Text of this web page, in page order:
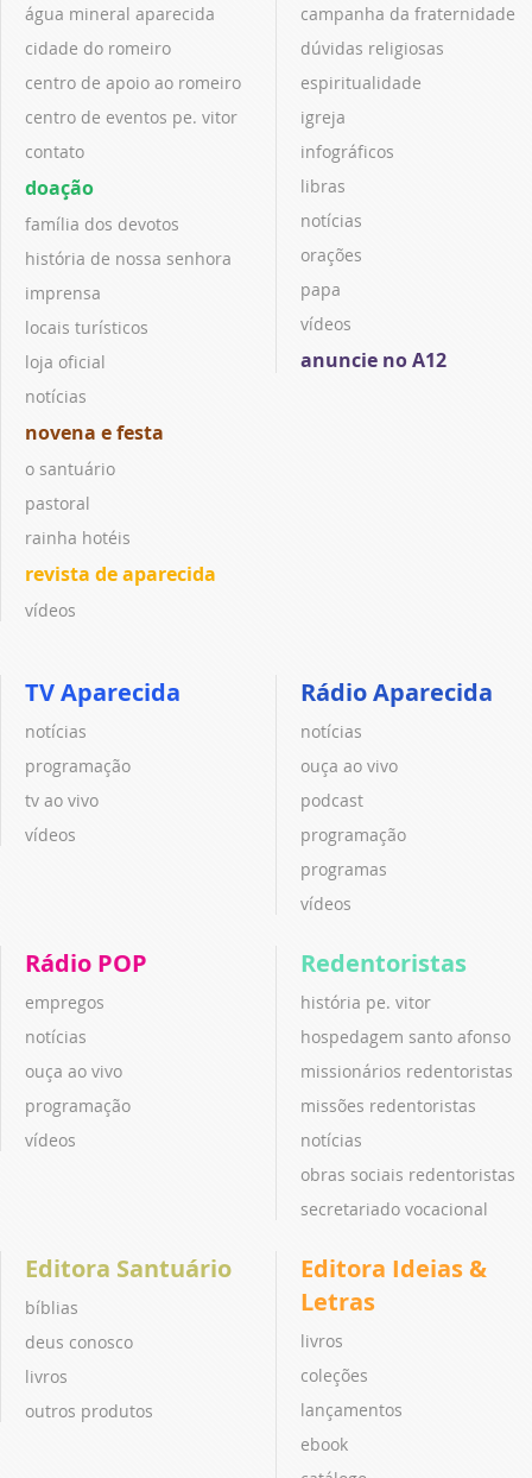
água mineral aparecida
cidade do romeiro
centro de apoio ao romeiro
centro de eventos pe. vitor
contato
doação
família dos devotos
história de nossa senhora
imprensa
locais turísticos
loja oficial
notícias
novena e festa
o santuário
pastoral
rainha hotéis
revista de aparecida
vídeos
campanha da fraternidade
dúvidas religiosas
espiritualidade
igreja
infográficos
libras
notícias
orações
papa
vídeos
anuncie no A12
TV Aparecida
notícias
programação
tv ao vivo
vídeos
Rádio Aparecida
notícias
ouça ao vivo
podcast
programação
programas
vídeos
Rádio POP
empregos
notícias
ouça ao vivo
programação
vídeos
Redentoristas
história pe. vitor
hospedagem santo afonso
missionários redentoristas
missões redentoristas
notícias
obras sociais redentoristas
secretariado vocacional
Editora Santuário
bíblias
deus conosco
livros
outros produtos
Editora Ideias &
Letras
livros
coleções
lançamentos
ebook